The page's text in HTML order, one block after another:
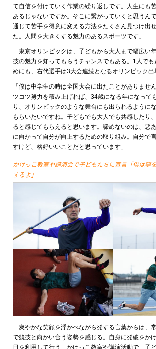
て自信を付けていく作業の繰り返しです。人生にも
あるじゃないですか。そこに繋がっていくと思うん
通じて苦手を得意に変える方法をたくさん見つけ出
た。人間を大きくする魅力のあるスポーツです」
東京オリンピックは、子どもから大人まで幅広い
技の魅力を知ってもらうチャンスでもある。1人で
めにも、右代選手は3大会連続となるオリンピック出
「僕は中学生の時は全国大会に出たことがありませ
ツコツ努力を積み上げれば、34歳になる年になって
り、オリンピックのような舞台にも出られるように
もらいたいですね。子どもでも大人でも共感したり
ると感じてもらえると思います。諦めないのは、悪
に向かって自分が向上するための取り組み。自分で
すけど、格好いいことだと思っています」
かけっこ教室や講演会で子どもたちに宣言「僕は夢
するよ」
爽やかな笑顔を浮かべながら発する言葉からは、
で競技と向かい合う姿勢を感じる。自身に発破をか
日を利用して行う、かけっこ教室や講演活動で、子